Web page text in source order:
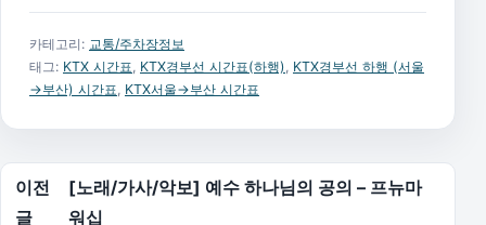
카테고리: 교통/주차장정보
태그: KTX 시간표, KTX경부선 시간표(하행), KTX경부선 하행 (서울
→부산) 시간표, KTX서울→부산 시간표
글 탐색
이전
글
[노래/가사/악보] 예수 하나님의 공의 – 프뉴마
워십